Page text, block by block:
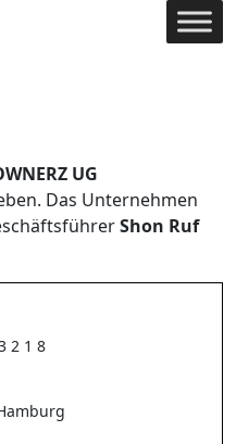
UG
Das Unternehmen
Shon Ruf
2 1 8